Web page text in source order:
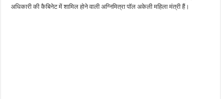
अधिकारी की कैबिनेट में शामिल होने वाली अग्निमित्रा पॉल अकेली महिला मंत्री हैं।